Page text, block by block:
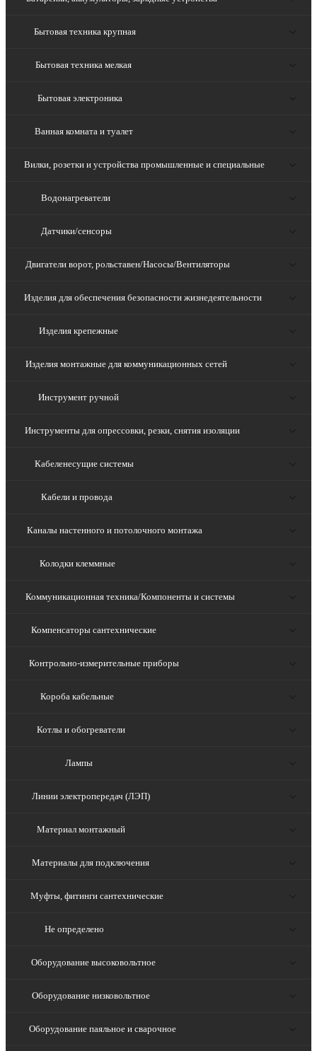
Бытовая техника крупная
Бытовая техника мелкая
Бытовая электроника
Ванная комната и туалет
Вилки, розетки и устройства промышленные и специальные
Водонагреватели
Датчики/сенсоры
Двигатели ворот, рольставен/Насосы/Вентиляторы
Изделия для обеспечения безопасности жизнедеятельности
Изделия крепежные
Изделия монтажные для коммуникационных сетей
Инструмент ручной
Инструменты для опрессовки, резки, снятия изоляции
Кабеленесущие системы
Кабели и провода
Каналы настенного и потолочного монтажа
Колодки клеммные
Коммуникационная техника/Компоненты и системы
Компенсаторы сантехнические
Контрольно-измерительные приборы
Короба кабельные
Котлы и обогреватели
Лампы
Линии электропередач (ЛЭП)
Материал монтажный
Материалы для подключения
Муфты, фитинги сантехнические
Не определено
Оборудование высоковольтное
Оборудование низковольтное
Оборудование паяльное и сварочное